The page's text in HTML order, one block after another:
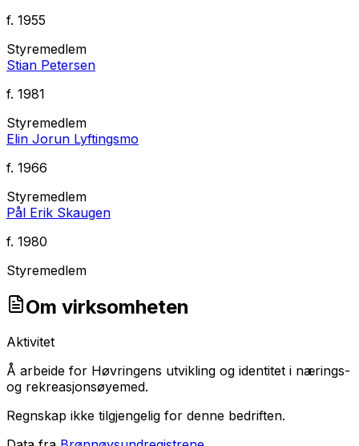
f. 1955
Styremedlem
Stian Petersen
f. 1981
Styremedlem
Elin Jorun Lyftingsmo
f. 1966
Styremedlem
Pål Erik Skaugen
f. 1980
Styremedlem
Om virksomheten
Aktivitet
Å arbeide for Høvringens utvikling og identitet i nærings-
og rekreasjonsøyemed.
Regnskap ikke tilgjengelig for denne bedriften.